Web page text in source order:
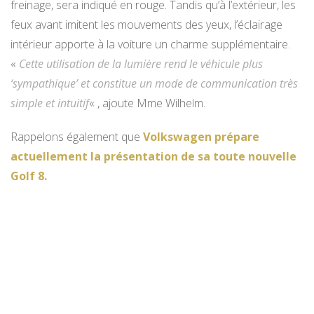
freinage, sera indiqué en rouge. Tandis qu’à l’extérieur, les
feux avant imitent les mouvements des yeux, l’éclairage
intérieur apporte à la voiture un charme supplémentaire.
« Cette utilisation de la lumière rend le véhicule plus
‘sympathique’ et constitue un mode de communication très
simple et intuitif« , ajoute Mme Wilhelm.
Rappelons également que Volkswagen prépare
actuellement la présentation de sa toute nouvelle
Golf 8.